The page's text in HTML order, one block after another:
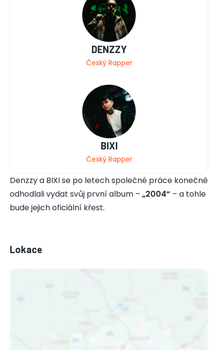
DENZZY
Český Rapper
BIXI
Český Rapper
Denzzy a BIXI se po letech společné práce konečně
odhodlali vydat svůj první album – „2004“ – a tohle
bude jejich oficiální křest.
Lokace